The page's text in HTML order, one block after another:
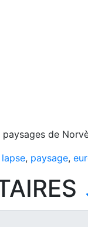
de
, paysage,